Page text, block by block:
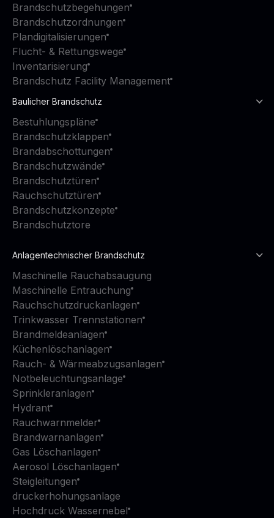
Brandschutzbegehungen
Brandschutzordnungen
Plandigitalisierungen
Flucht- & Rettungswege
Inventarisierung
Brandschutz Facility Management
Baulicher Brandschutz
Bestuhlungspläne
Brandschutzklappen
Brandabschottungen
Brandschutzwände
Brandschutztüren
Rauchschutztüren
Brandschutzkonzepte
Brandschutztore
Anlagentechnischer Brandschutz
Maschinelle Rauchabsaugung
Maschinelle Entrauchung
Rauchschutzdruckanlagen
Trinkwasser Trennstationen
Brandmeldeanlagen
Küchenlöschanlagen
Rauch- & Wärmeabzugsanlagen
Notbeleuchtungsanlage
Sprinkleranlagen
Hydrant
Rauchwarnmelder
Brandwarnanlagen
Gas Löschanlagen
Aerosol Löschanlagen
Steigleitungen
druckerhohungsanlage
Hochdruck Wassernebel